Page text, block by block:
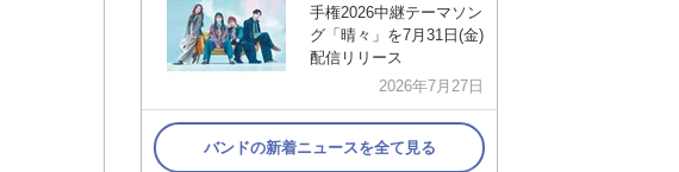
手権2026中継テーマソン
グ「晴々」を7月31日(金)
配信リリース
2026年7月27日
バンドの新着ニュースを全て見る